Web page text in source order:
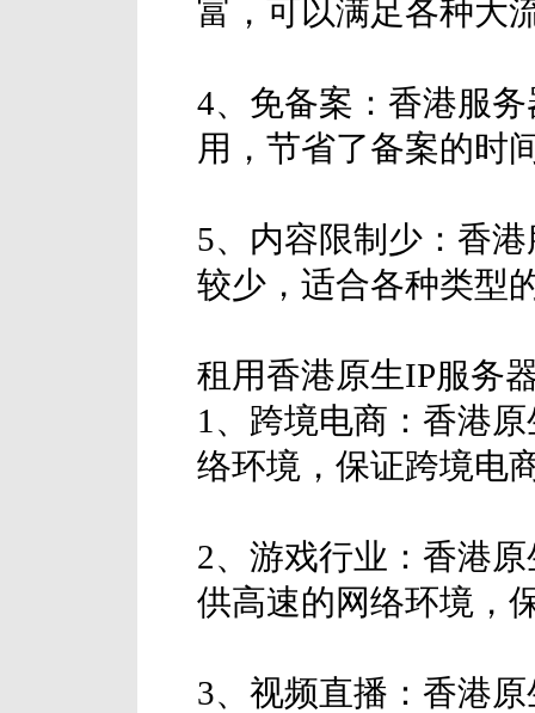
富，可以满足各种大
4、免备案：香港服
用，节省了备案的时
5、内容限制少：香
较少，适合各种类型
租用香港原生IP服务
1、跨境电商：香港
络环境，保证跨境电
2、游戏行业：香港
供高速的网络环境，
3、视频直播：香港